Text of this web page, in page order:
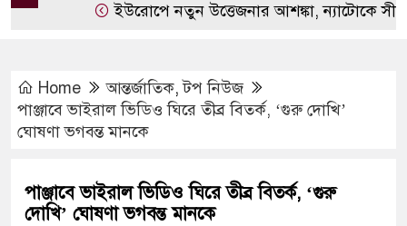
ইউরোপে নতুন উত্তেজনার আশঙ্কা, ন্যাটোকে সীমিত
Home আন্তর্জাতিক,টপ নিউজ
পাঞ্জাবে ভাইরাল ভিডিও ঘিরে তীব্র বিতর্ক, ‘গুরু দোখি’
ঘোষণা ভগবন্ত মানকে
পাঞ্জাবে ভাইরাল ভিডিও ঘিরে তীব্র বিতর্ক, ‘গুরু
দোখি’ ঘোষণা ভগবন্ত মানকে